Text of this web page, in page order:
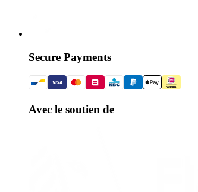
Secure Payments
Avec le soutien de